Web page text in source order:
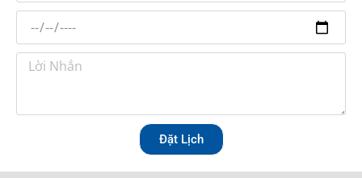
Đặt Lịch